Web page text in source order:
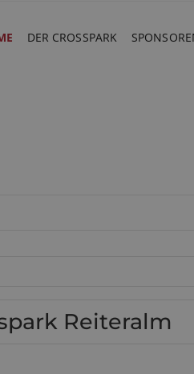
DER CROSSPARK
Reiteralm